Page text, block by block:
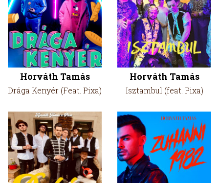
Horváth Tamás
Drága Kenyér (Feat. Pixa)
Horváth Tamás
Isztambul (feat. Pixa)